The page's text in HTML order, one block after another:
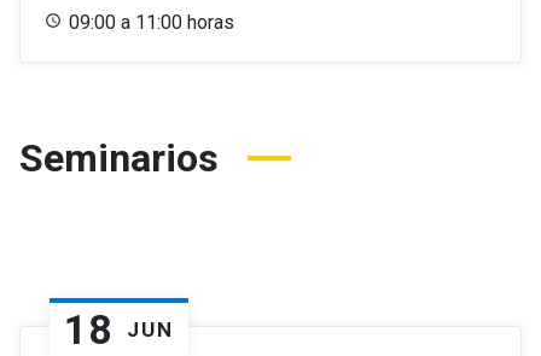
09:00 a 11:00 horas
Seminarios
18 JUN